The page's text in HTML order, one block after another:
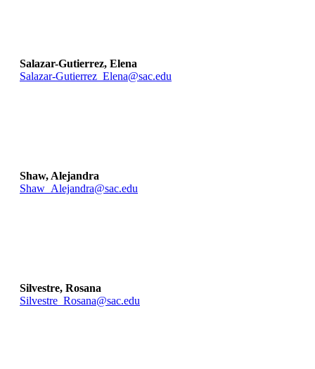
Salazar-Gutierrez, Elena
Salazar-Gutierrez_Elena@sac.edu
Shaw, Alejandra
Shaw_Alejandra@sac.edu
Silvestre, Rosana
Silvestre_Rosana@sac.edu